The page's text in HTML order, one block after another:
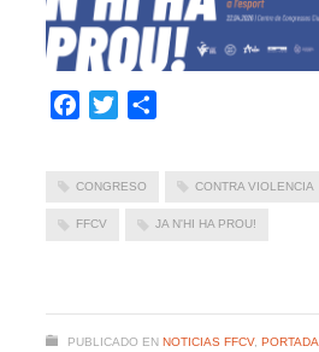
Facebook
Twitter
CONGRESO CONTRA VIOLENCIA
FFCV JA N'HI HA PROU!
PUBLICADO EN NOTICIAS FFCV, PORTADA